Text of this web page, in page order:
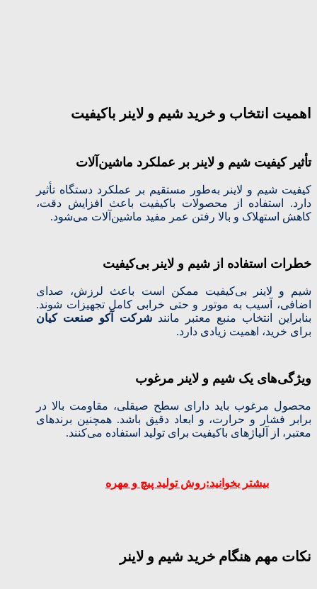
اهمیت انتخاب و خرید شیم و لاینر باکیفیت
تأثیر کیفیت شیم و لاینر بر عملکرد ماشین‌آلات
کیفیت شیم و لاینر به‌طور مستقیم بر عملکرد دستگاه تأثیر
دارد. استفاده از محصولات باکیفیت باعث افزایش دقت،
کاهش استهلاک و بالا رفتن عمر مفید ماشین‌آلات می‌شود.
خطرات استفاده از شیم و لاینر بی‌کیفیت
شیم و لاینر بی‌کیفیت ممکن است باعث لرزش، صدای
اضافی، آسیب به موتور و حتی خرابی کامل تجهیزات شوند.
بنابراین انتخاب منبع معتبر مانندشرکت آکو صنعت کیان
برای خرید، اهمیت زیادی دارد.
ویژگی‌های یک شیم و لاینر مرغوب
محصول مرغوب باید دارای سطح صیقلی، مقاومت بالا در
برابر فشار و حرارت، و ابعاد دقیق باشد. همچنین برندهای
معتبر، از آلیاژهای باکیفیت برای تولید استفاده می‌کنند.
بیشتر بخوانید:روش تولید پیچ و مهره
نکات مهم هنگام خرید شیم و لاینر